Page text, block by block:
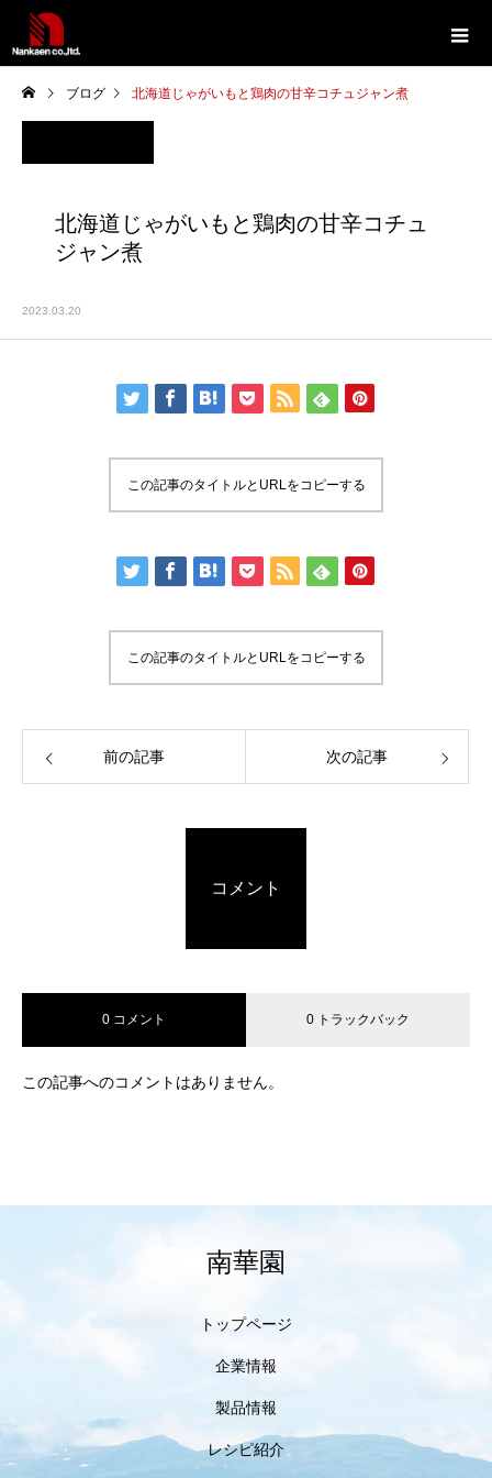
ブログ 北海道じゃがいもと鶏肉の甘辛コチュジャン煮
北海道じゃがいもと鶏肉の甘辛コチュ
ジャン煮
2023.03.20
この記事のタイトルとURLをコピーする
この記事のタイトルとURLをコピーする
前の記事 次の記事
コメント
0 コメント 0 トラックバック
この記事へのコメントはありません。
南華園
トップページ
企業情報
製品情報
レシピ紹介